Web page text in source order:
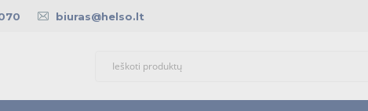
biuras@helso.lt